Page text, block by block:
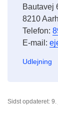
Bautavej
8210
Telefon:
E-mail:
Udlejning
Sidst opdateret: